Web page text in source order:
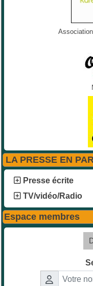
LA PRESSE EN
Presse écrite
TV/vidéo/Radio
Espace membres